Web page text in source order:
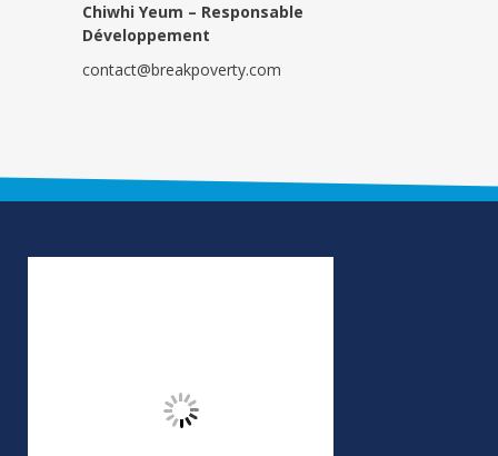
Chiwhi Yeum – Responsable
Développement
contact@breakpoverty.com